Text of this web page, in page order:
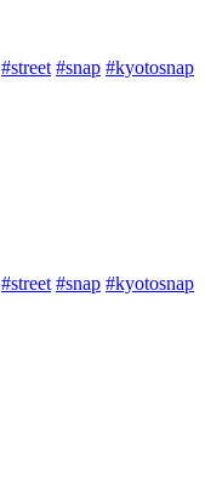
#street #snap #kyotosnap
#street #snap #kyotosnap